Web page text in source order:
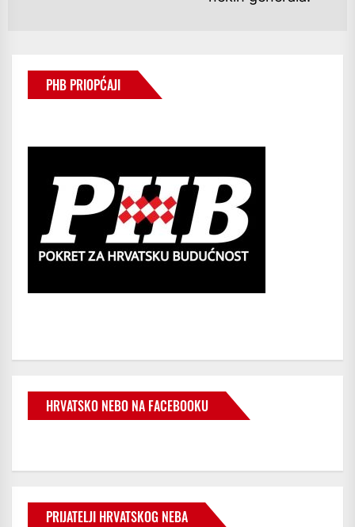
PHB PRIOPĆAJI
HRVATSKO NEBO NA FACEBOOKU
PRIJATELJI HRVATSKOG NEBA